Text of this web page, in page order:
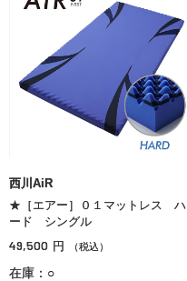
西川AiR
★［エアー］０１マットレス ハ
ード シングル
49,500 円 （税込）
在庫：○